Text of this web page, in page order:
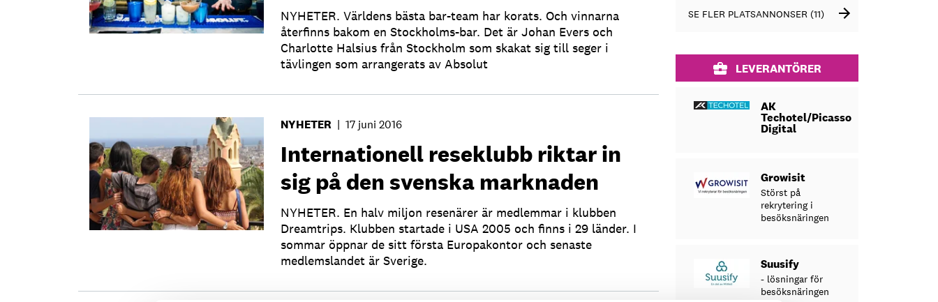
NYHETER. Världens bästa bar-team har korats. Och vinnarna
återfinns bakom en Stockholms-bar. Det är Johan Evers och
Charlotte Halsius från Stockholm som skakat sig till seger i
tävlingen som arrangerats av Absolut
NYHETER | 17 juni 2016
Internationell reseklubb riktar in
sig på den svenska marknaden
NYHETER. En halv miljon resenärer är medlemmar i klubben
Dreamtrips. Klubben startade i USA 2005 och finns i 29 länder. I
sommar öppnar de sitt första Europakontor och senaste
medlemslandet är Sverige.
SE FLER PLATSANNONSER (11)
LEVERANTÖRER
AK
Techotel/Picasso
Digital
Growisit
Störst på
rekrytering i
besöksnäringen
Suusify
- lösningar för
besöksnäringen